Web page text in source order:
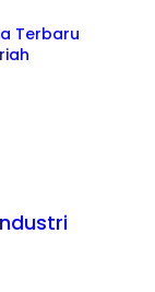
Terbaru